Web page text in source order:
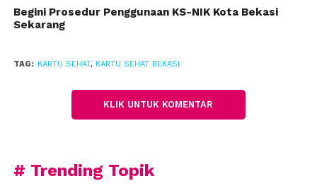
catatan kondisi yang darurat.
rumah sakit tempat dia dirawat akan dengan mudah
Pencetakan kembali Kartu Sehat hingga kini belum
Terhadap pasien yang demikiannya menyediakan
Begini Prosedur Penggunaan KS-NIK Kota Bekasi
Sekarang
TAG: KARTU SEHAT, KARTU SEHAT BEKASI
KLIK UNTUK KOMENTAR
# Trending Topik